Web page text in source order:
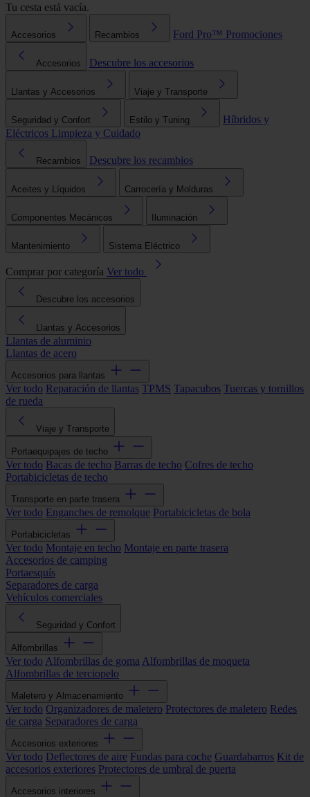
Tu cesta está vacía.
Accesorios Recambios Ford Pro™ Promociones
Accesorios Descubre los accesorios
Llantas y Accesorios Viaje y Transporte
Seguridad y Confort Estilo y Tuning
Híbridos y
Eléctricos Limpieza y Cuidado
Recambios Descubre los recambios
Aceites y Líquidos Carrocería y Molduras
Componentes Mecánicos Iluminación
Mantenimiento Sistema Eléctrico
Comprar por categoría Ver todo
Descubre los accesorios
Llantas y Accesorios
Llantas de aluminio
Llantas de acero
Accesorios para llantas
Ver todo Reparación de llantas TPMS Tapacubos Tuercas y tornillos
de rueda
Viaje y Transporte
Portaequipajes de techo
Ver todo Bacas de techo Barras de techo Cofres de techo
Portabicicletas de techo
Transporte en parte trasera
Ver todo Enganches de remolque Portabicicletas de bola
Portabicicletas
Ver todo Montaje en techo Montaje en parte trasera
Accesorios de camping
Portaesquís
Separadores de carga
Vehículos comerciales
Seguridad y Confort
Alfombrillas
Ver todo Alfombrillas de goma Alfombrillas de moqueta
Alfombrillas de terciopelo
Maletero y Almacenamiento
Ver todo Organizadores de maletero Protectores de maletero Redes
de carga Separadores de carga
Accesorios exteriores
Ver todo Deflectores de aire Fundas para coche Guardabarros Kit de
accesorios exteriores Protectores de umbral de puerta
Accesorios interiores